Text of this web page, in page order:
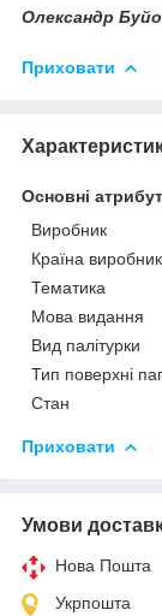
Олександр
Приховати
Основні
Виробник
Країна виробник
Тематика
Мова видання
Вид палітурки
Тип поверхні
Стан
Приховати
Умови
Нова Пошта
Укрпошта